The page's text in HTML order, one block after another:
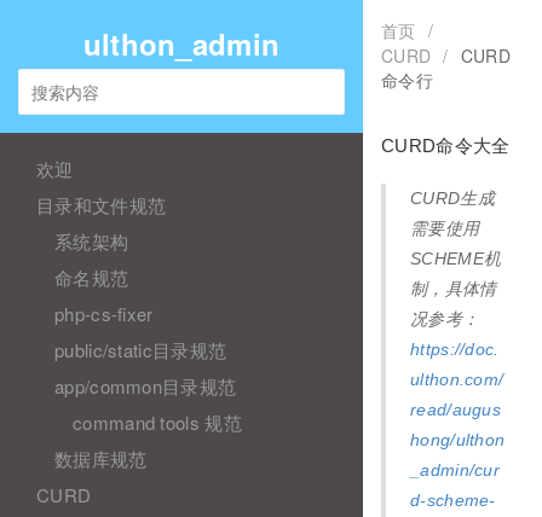
ulthon_admin
欢迎
目录和文件规范
系统架构
命名规范
php-cs-fixer
public/static目录规范
app/common目录规范
command tools 规范
数据库规范
CURD
首页 /
CURD / CURD
命令行
CURD命令大全
CURD生成
需要使用
SCHEME机
制，具体情
况参考：
https://doc.
ulthon.com/
read/augus
hong/ulthon
_admin/cur
d-scheme-